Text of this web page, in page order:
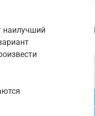
наилучший